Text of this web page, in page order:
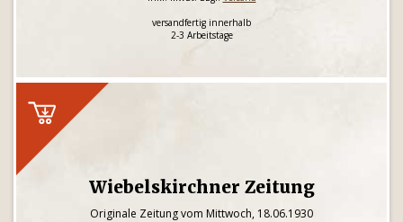
versandfertig innerhalb
2-3 Arbeitstage
Wiebelskirchner Zeitung
Originale Zeitung vom Mittwoch, 18.06.1930